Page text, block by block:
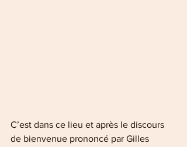
C’est dans ce lieu et après le discours
de bienvenue prononcé par Gilles